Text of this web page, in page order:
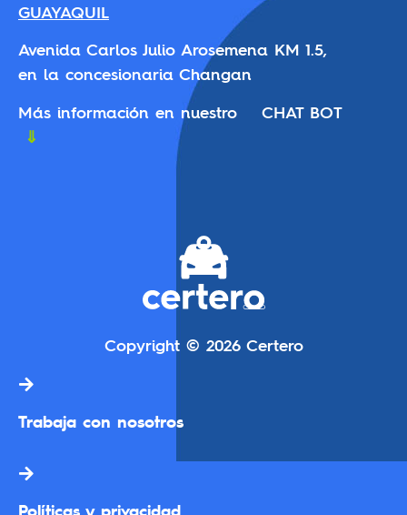
GUAYAQUIL
Avenida Carlos Julio Arosemena KM 1.5,
en la concesionaria Changan
Más información en nuestro CHAT BOT
⇓
Copyright © 2026 Certero
Trabaja con nosotros